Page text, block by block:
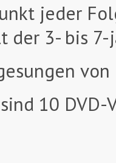
jeder
der 3- bis
von
10 DVD-